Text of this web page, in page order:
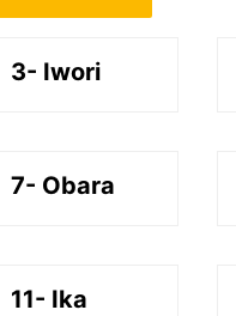
3- Iwori
7- Obara
11- Ika